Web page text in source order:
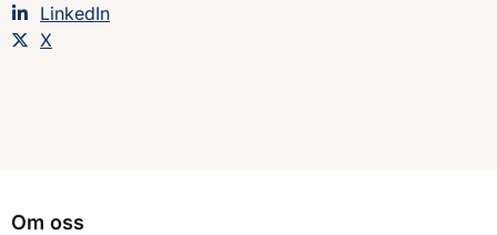
Dela sidan på
LinkedIn
Dela sidan på
X
Om oss